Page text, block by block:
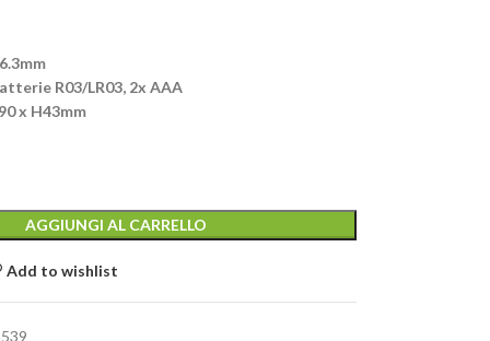
R03/LR03, 2x AAA
x H43mm
AGGIUNGI AL CARRELLO
Add to wishlist